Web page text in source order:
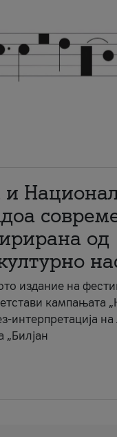
од
издание на
кампањата
интерпретација на
„Билјан